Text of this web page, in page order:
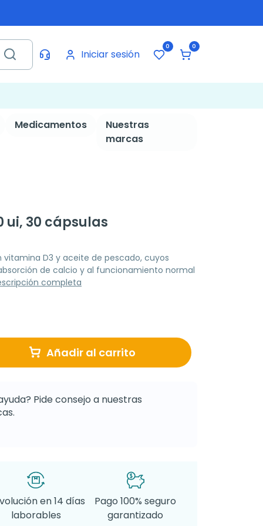
Iniciar sesión
0 0
Medicamentos
Nuestras
marcas
ui, 30 cápsulas
D3 y aceite de pescado, cuyos
de calcio y al funcionamiento normal
completa
Añadir al carrito
Pide consejo a nuestras
en 14 días
laborables
Pago 100% seguro
garantizado